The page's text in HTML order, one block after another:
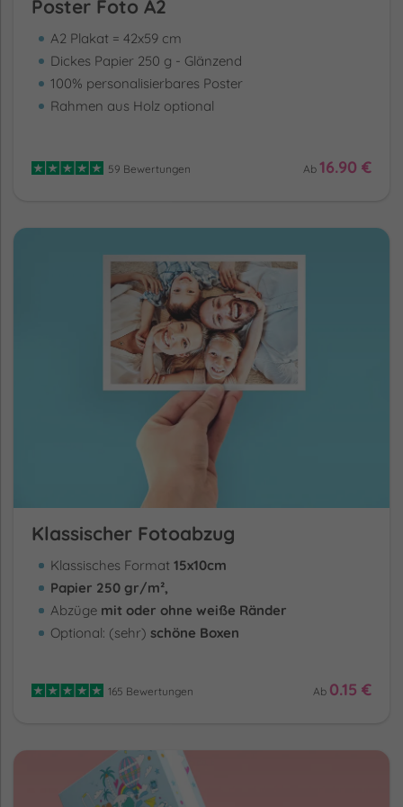
Poster Foto A2
A2 Plakat = 42x59 cm
Dickes Papier 250 g - Glänzend
100% personalisierbares Poster
Rahmen aus Holz optional
59 Bewertungen Ab 16.90 €
Klassischer Fotoabzug
Klassisches Format 15x10cm
Papier 250 gr/m²,
Abzüge mit oder ohne weiße Ränder
Optional: (sehr) schöne Boxen
165 Bewertungen Ab 0.15 €